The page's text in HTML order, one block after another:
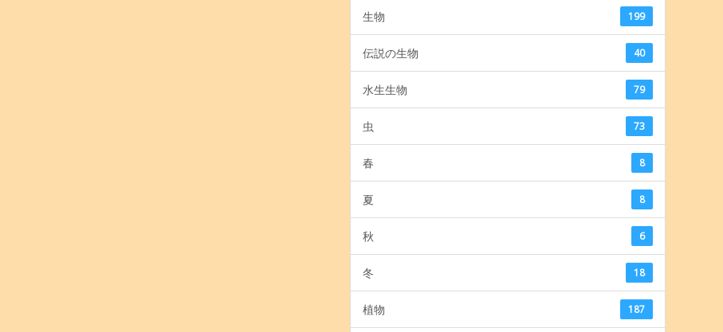
生物 199
伝説の生物 40
水生生物 79
虫 73
春 8
夏 8
秋 6
冬 18
植物 187